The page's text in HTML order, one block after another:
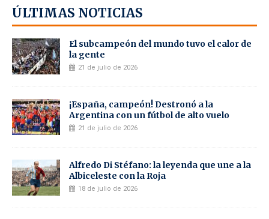
ÚLTIMAS NOTICIAS
El subcampeón del mundo tuvo el calor de
la gente
21 de julio de 2026
¡España, campeón! Destronó a la
Argentina con un fútbol de alto vuelo
21 de julio de 2026
Alfredo Di Stéfano: la leyenda que une a la
Albiceleste con la Roja
18 de julio de 2026